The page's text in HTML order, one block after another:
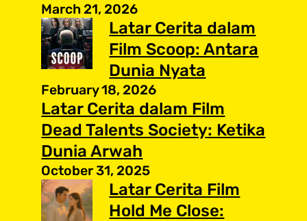
March 21, 2026
Latar Cerita dalam
Film Scoop: Antara
Dunia Nyata
February 18, 2026
Latar Cerita dalam Film
Dead Talents Society: Ketika
Dunia Arwah
October 31, 2025
Latar Cerita Film
Hold Me Close: